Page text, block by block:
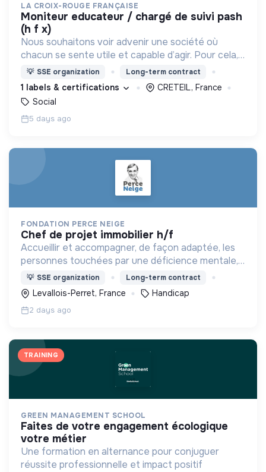
LA CROIX-ROUGE FRANÇAISE
moniteur educateur / chargé de suivi pash
(h f x)
Nous souhaitons voir advenir une société où
chacun se sente utile et capable d’agir. Pour cela,
nous proposons des moyens et des lieux
d’engagement innovants et adaptés à tous.
💡 SSE organization Long-term contract
1 labels & certifications
CRETEIL, France
Social
5 days ago
FONDATION PERCE NEIGE
chef de projet immobilier h/f
Accueillir et accompagner, de façon adaptée, les
personnes touchées par une déficience mentale,
un handicap physique ou psychique
💡 SSE organization Long-term contract
Levallois-Perret, France Handicap
2 days ago
TRAINING
GREEN MANAGEMENT SCHOOL
faites de votre engagement écologique
votre métier
Une formation en alternance pour conjuguer
réussite professionnelle et impact positif